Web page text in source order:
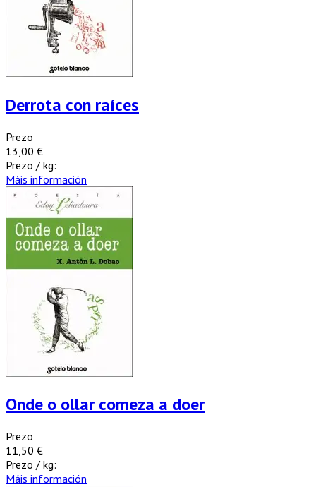
Derrota con raíces
Prezo
13,00 €
Prezo / kg:
Máis información
Onde o ollar comeza a doer
Prezo
11,50 €
Prezo / kg:
Máis información